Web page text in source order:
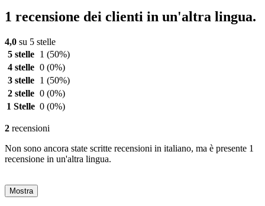
1 recensione dei clienti in un'altra lingua.
4,0 su 5 stelle
5 stelle
1 (50%)
4 stelle 0 (0%)
3 stelle
1 (50%)
2 stelle 0 (0%)
1 Stelle 0 (0%)
2 recensioni
Non sono ancora state scritte recensioni in italiano, ma è presente 1
recensione in un'altra lingua.
Mostra